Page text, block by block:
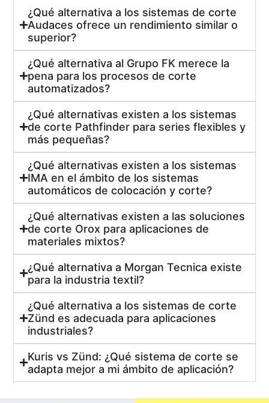
¿Qué alternativa a los sistemas de corte
Audaces ofrece un rendimiento similar o
superior?
¿Qué alternativa al Grupo FK merece la
pena para los procesos de corte
automatizados?
¿Qué alternativas existen a los sistemas
de corte Pathfinder para series flexibles y
más pequeñas?
¿Qué alternativas existen a los sistemas
IMA en el ámbito de los sistemas
automáticos de colocación y corte?
¿Qué alternativas existen a las soluciones
de corte Orox para aplicaciones de
materiales mixtos?
¿Qué alternativa a Morgan Tecnica existe
para la industria textil?
¿Qué alternativa a los sistemas de corte
Zünd es adecuada para aplicaciones
industriales?
Kuris vs Zünd: ¿Qué sistema de corte se
adapta mejor a mi ámbito de aplicación?